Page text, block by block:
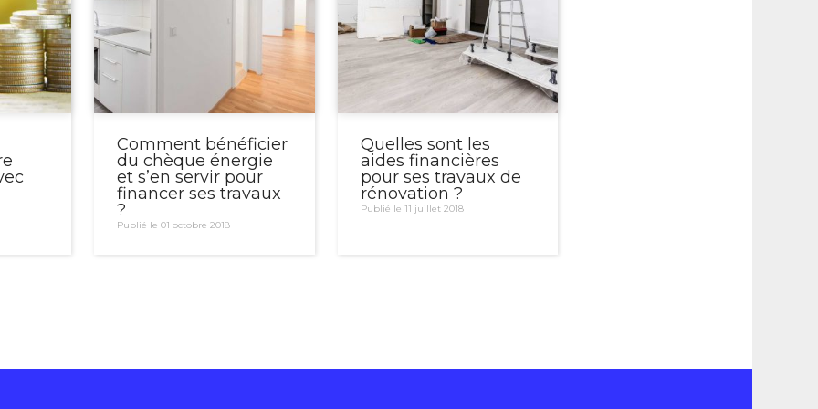
Comment bénéficier
du chèque énergie
et s’en servir pour
financer ses travaux
?
Publié le 01 octobre 2018
Quelles sont les
aides financières
pour ses travaux de
rénovation ?
Publié le 11 juillet 2018